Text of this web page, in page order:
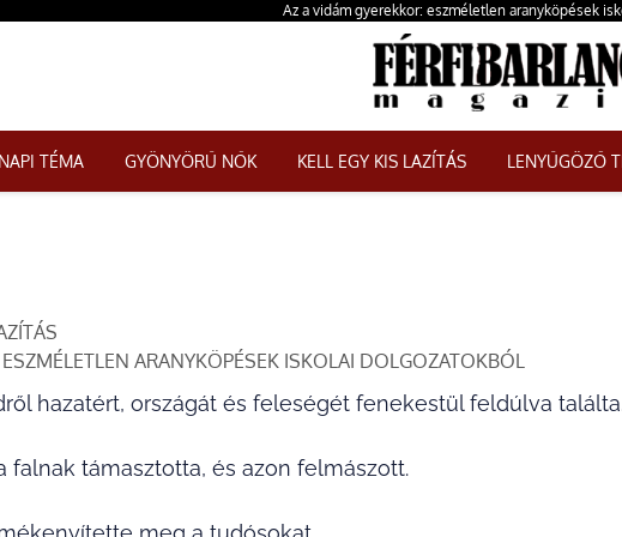
Az a vidám gyerekkor: eszméletlen aranyköpések
NAPI TÉMA GYÖNYÖRŰ NŐK KELL EGY KIS LAZÍTÁS LENYŰGÖZŐ
ARANYKÖPÉSEK ISKOLAI DOLGOZATOKBÓL
hazatért, országát és feleségét fenekestül feldúlva
falnak támasztotta, és azon felmászott.